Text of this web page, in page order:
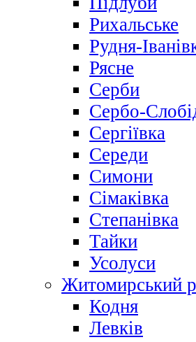
Рихальське
Рудня-
Рясне
Серби
Сербо-
Сергіївка
Середи
Симони
Сімаківка
Степанівка
Тайки
Усолуси
Житомирський
Кодня
Левків